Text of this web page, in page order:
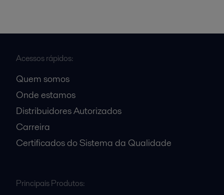
Acessos rápidos:
Quem somos
Onde estamos
Distribuidores Autorizados
Carreira
Certificados do Sistema da Qualidade
Principais Produtos: